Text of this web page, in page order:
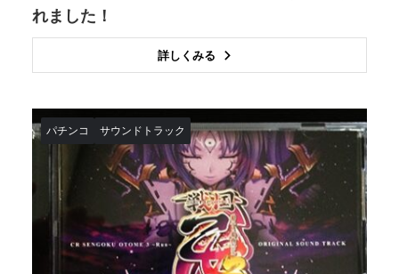
れました！
詳しくみる
パチンコ サウンドトラック